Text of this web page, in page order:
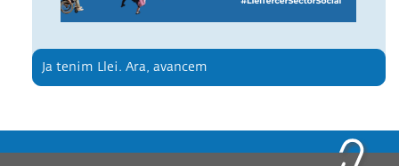
Ja tenim Llei. Ara, avancem